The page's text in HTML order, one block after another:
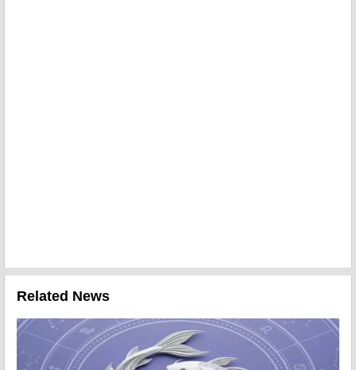
Related News